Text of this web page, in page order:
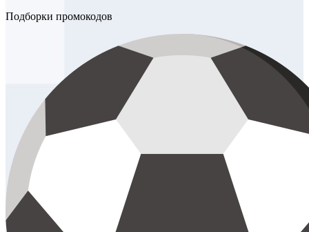
Подборки промокодов